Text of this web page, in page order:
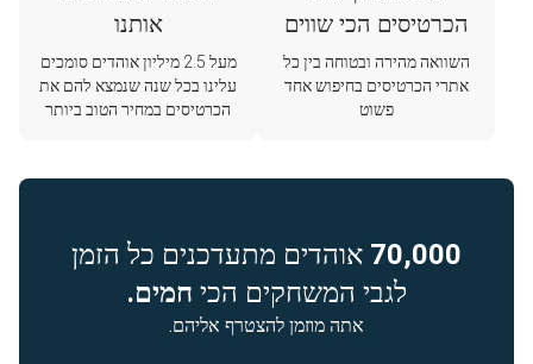
הכרטיסים הכי שווים
השוואה מהירה ובטוחה בין כל
אתרי הכרטיסים בחיפוש אחד
פשוט
אותנו
מעל 2.5 מיליון אוהדים סומכים
עלינו בכל שנה שנמצא להם את
הכרטיסים במחיר הטוב ביותר
70,000 אוהדים מתעדכנים כל הזמן
לגבי המשחקים הכי חמים.
אתה מוזמן להצטרף אליהם.